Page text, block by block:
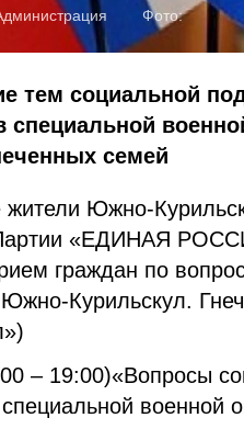
Фото:
тем социальной
специальной
семей
Южно-
«ЕДИНАЯ
граждан по
Южно-Курильскул.
– 19:00)«Вопросы
специальной военной